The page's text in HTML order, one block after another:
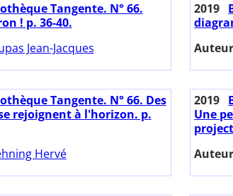
Tangente. N° 66.
! p. 36-40.
Jean-Jacques
2019
Tangente. N° 66. Des
rejoignent à l'horizon. p.
Hervé
2019
Une